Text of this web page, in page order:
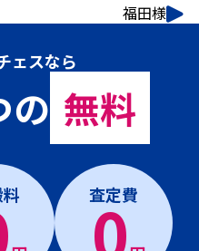
福田様
ェスなら
の 無料
査定費
0